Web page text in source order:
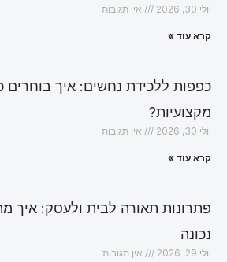
יולי 30, 2026 אין תגובות
קרא עוד »
כפפות ללכידת נחשים: איך בוחרים
מקצועיות?
יולי 30, 2026 אין תגובות
קרא עוד »
פתרונות תאורה לבית ולעסק: איך
נכונה
יולי 29, 2026 אין תגובות